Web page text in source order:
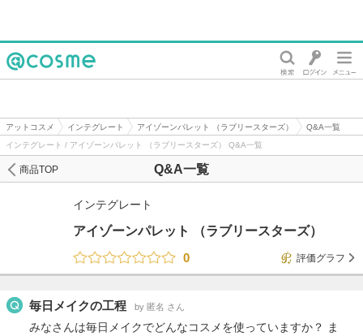
アットコスメ インテグレート アイゾーンパレット （ラブリースターズ）
Q&A一覧
インテグレート / アイゾーンパレット （ラブリースターズ） Q&A一覧
Q&A一覧
商品TOP
インテグレート
アイゾーンパレット （ラブリースターズ）
0
評価グラフ
毎日メイクの工程 by 匿名 さん
みなさんは毎日メイクでどんなコスメを使っていますか？ ま